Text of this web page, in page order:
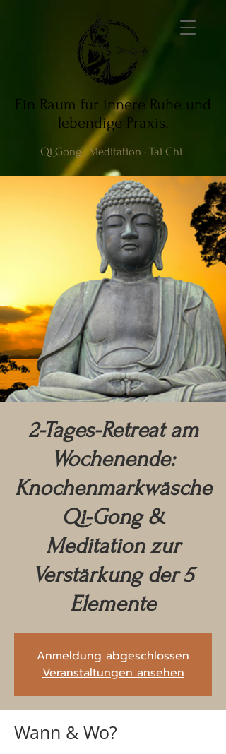
Ein Raum für innere Ruhe und
lebendige Praxis.
Qi Gong · Meditation · Tai Chi
2-Tages-Retreat am
Wochenende:
Knochenmarkwäsche
Qi-Gong &
Meditation zur
Verstärkung der 5
Elemente
Anmeldung abgeschlossen
Veranstaltungen ansehen
Wann & Wo?